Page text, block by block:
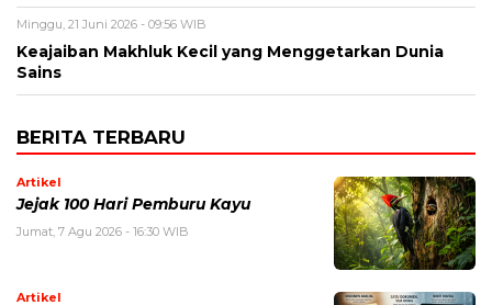
Minggu, 21 Juni 2026 - 09:56 WIB
Keajaiban Makhluk Kecil yang Menggetarkan Dunia
Sains
BERITA TERBARU
Artikel
Jejak 100 Hari Pemburu Kayu
Jumat, 7 Agu 2026 - 16:30 WIB
Artikel